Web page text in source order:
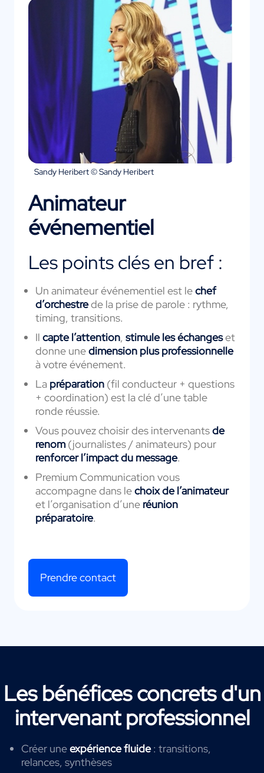
Sandy Heribert © Sandy Heribert
Animateur
événementiel
Les points clés en bref :
Un animateur événementiel est lechef
d’orchestrede la prise de parole : rythme,
timing, transitions.
Il capte l’attention, stimule les échangeset
donne unedimension plus professionnelle
à votre événement.
La préparation (fil conducteur + questions
+ coordination) est la clé d’une table
ronde réussie.
Vous pouvez choisir des intervenantsde
renom(journalistes / animateurs) pour
renforcer l’impact du message.
Premium Communication vous
accompagne dans lechoix de l’animateur
et l’organisation d’une réunion
préparatoire.
Prendre contact
Les bénéfices concrets d'un
intervenant professionnel
Créer uneexpérience fluide: transitions,
relances, synthèses